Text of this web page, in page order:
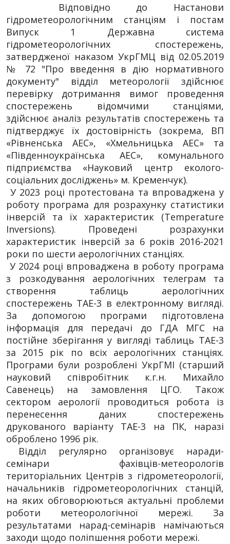
Відповідно до Настанови
гідрометеорологічним станціям і постам
Випуск 1 Державна система
гідрометеорологічних спостережень,
затвердженої наказом УкрГМЦ від 02.05.2019
№ 72 "Про введення в дію нормативного
документу" відділ метеорології здійснює
перевірку дотримання вимог проведення
спостережень відомчими станціями,
здійснює аналіз результатів спостережень та
підтверджує їх достовірність (зокрема, ВП
«Рівненська АЕС», «Хмельницька АЕС» та
«Південноукраїнська АЕС», комунального
підприємства «Науковий центр еколого-
соціальних досліджень» м. Кременчук).
У 2023 році протестована та впроваджена у
роботу програма для розрахунку статистики
інверсій та їх характеристик (Temperature
Inversions). Проведені розрахунки
характеристик інверсій за 6 років 2016-2021
роки по шести аерологічних станціях.
У 2024 році впроваджена в роботу програма
з розкодування аерологічних телеграм та
створення таблиць аерологічних
спостережень ТАЕ-3 в електронному вигляді.
За допомогою програми підготовлена
інформація для передачі до ГДА МГС на
постійне зберігання у вигляді таблиць ТАЕ-3
за 2015 рік по всіх аерологічних станціях.
Програми були розроблені УкрГМІ (старший
науковий співробітник к.г.н. Михайло
Савенець) на замовлення ЦГО. Також
сектором аерології проводиться робота із
перенесення даних спостережень
друкованого варіанту ТАЕ-3 на ПК, наразі
оброблено 1996 рік.
Відділ регулярно організовує наради-
семінари фахівців-метеорологів
територіальних Центрів з гідрометеорології,
начальників гідрометеорологічних станцій,
на яких обговорюються актуальні проблеми
роботи метеорологічної мережі. За
результатами нарад-семінарів намічаються
заходи щодо поліпшення роботи мережі.